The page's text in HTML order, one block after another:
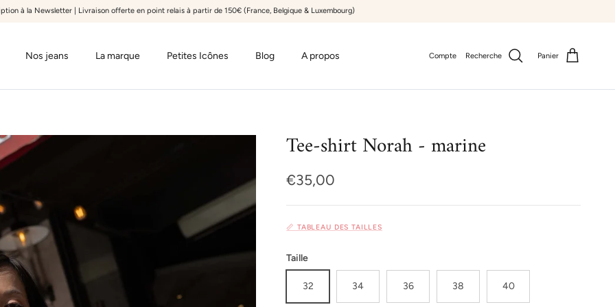
à la Newsletter | Livraison offerte en point relais à partir de 150€ (France, Belgique & Luxembourg)
Nos jeans La marque Petites Icônes Blog A propos Compte Recherche Panier
Tee-shirt Norah - marine
Prix habituel
€35,00
📏 TABLEAU DES TAILLES
Taille
32 34 36 38 40